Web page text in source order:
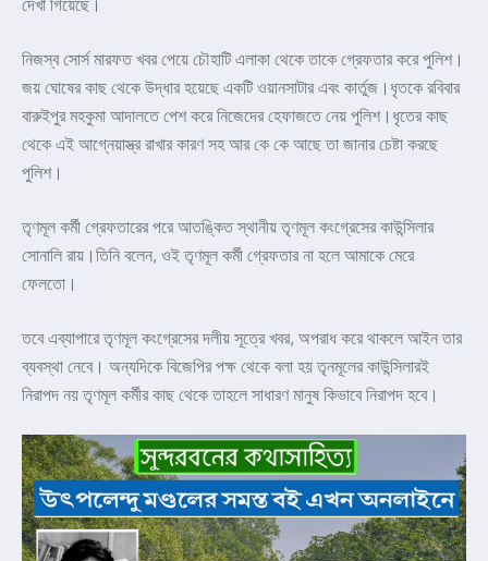
নিজস্ব সোর্স মারফত খবর পেয়ে চৌহাটি এলাকা থেকে তাকে গ্রেফতার করে পুলিশ।
জয় ঘোষের কাছ থেকে উদ্ধার হয়েছে একটি ওয়ানসাটার এবং কার্তুজ।ধৃতকে রবিবার
বারুইপুর মহকুমা আদালতে পেশ করে নিজেদের হেফাজতে নেয় পুলিশ।ধৃতের কাছ
থেকে এই আগ্নেয়াস্ত্র রাখার কারণ সহ আর কে কে আছে তা জানার চেষ্টা করছে
পুলিশ।
তৃণমূল কর্মী গ্রেফতারের পরে আতঙ্কিত স্থানীয় তৃণমূল কংগ্রেসের কাউন্সিলার
সোনালি রায়।তিনি বলেন, ওই তৃণমূল কর্মী গ্রেফতার না হলে আমাকে মেরে
ফেলতো।
তবে এব্যাপারে তৃণমূল কংগ্রেসের দলীয় সূত্রে খবর, অপরাধ করে থাকলে আইন তার
ব্যবস্থা নেবে। অন্যদিকে বিজেপির পক্ষ থেকে বলা হয় তৃনমূলের কাউন্সিলারই
নিরাপদ নয় তৃণমূল কর্মীর কাছ থেকে তাহলে সাধারণ মানুষ কিভাবে নিরাপদ হবে।